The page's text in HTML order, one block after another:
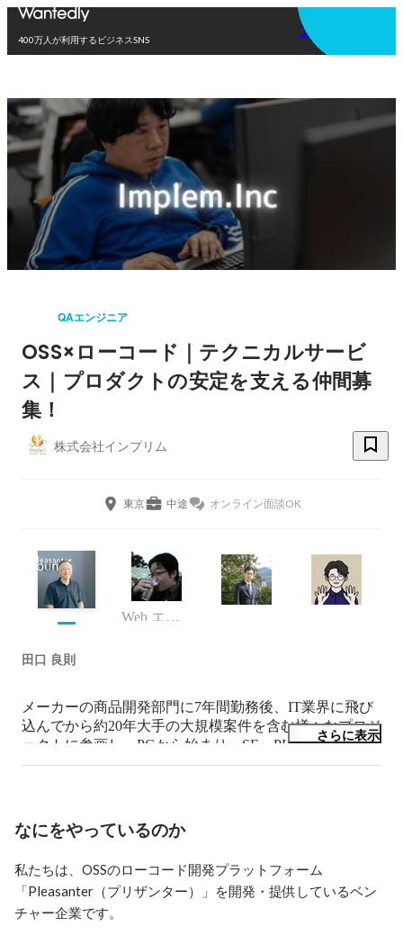
400万人が利用するビジネスSNS
アプリを使う
QAエンジニア
OSS×ローコード｜テクニカルサービ
ス｜プロダクトの安定を支える仲間募
集！
株式会社インプリム
東京 中途 オンライン面談OK
Web エンジニア
田口 良則
メーカーの商品開発部門に7年間勤務後、IT業界に飛び
込んでから約20年大手の大規模案件を含む様々なプロジ
ェクトに参画し、PGから始まり、SE、PLなどの役割で
さらに表示
なにをやっているのか
私たちは、OSSのローコード開発プラットフォーム
「Pleasanter（プリザンター）」を開発・提供しているベン
チャー企業です。